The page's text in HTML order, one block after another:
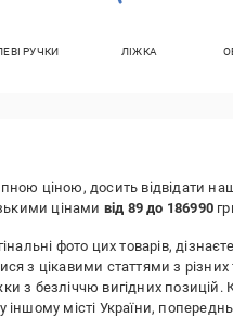
РУЧКИ ЛІЖКА
ціною, досить відвідати
цінами від 89 до 186990
фото цих товарів,
з цікавими статтями з
з безліччю вигідних
іншому місті України,